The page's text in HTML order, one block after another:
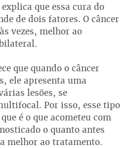
que essa cura do
de dois fatores. O câncer
vezes, melhor ao
que quando o câncer
ele apresenta uma
lesões, se
Por isso, esse tipo
é o que acometeu com
o quanto antes
melhor ao tratamento.